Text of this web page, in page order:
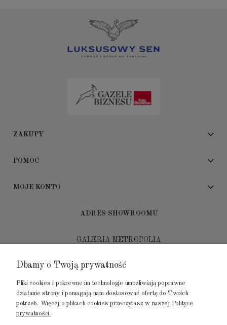
ZAKUPY
POMOC
MOJE KONTO
ADRES SHOWROOMU
GALERIA METROPOLIA
80-452 Gdańsk
tel.: 502 104 104
mail: biuro@luksusowysen.pl
Dbamy o Twoją prywatność
Pliki cookies i pokrewne im technologie umożliwiają poprawne
działanie strony i pomagają nam dostosować ofertę do Twoich
potrzeb. Więcej o plikach cookies przeczytasz w naszej Polityce
prywatności.